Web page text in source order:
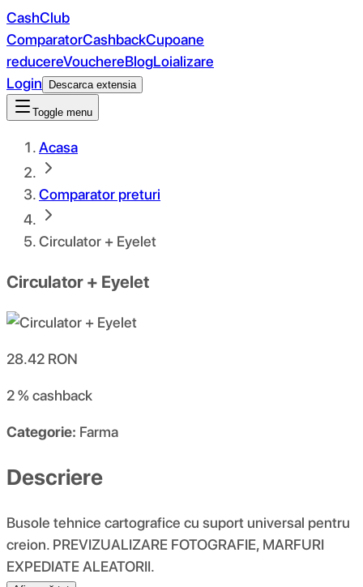
CashClub
ComparatorCashbackCupoane
reducereVouchereBlogLoializare
Login
Descarca extensia
Toggle menu
Acasa
Comparator preturi
Circulator + Eyelet
Circulator + Eyelet
28.42 RON
2 %cashback
Categorie: Farma
Descriere
Busole tehnice cartografice cu suport universal pentru
creion. PREVIZUALIZARE FOTOGRAFIE, MARFURI
EXPEDIATE ALEATORII.